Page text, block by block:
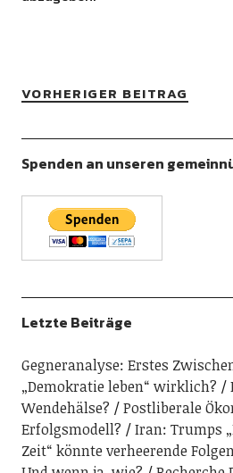
VORHERIGER BEITRAG
Spenden an unseren
Letzte Beiträge
Gegneranalyse: Erstes
„Demokratie leben“ wirklich?
Wendehälse?
Postliberale
Erfolgsmodell?
Iran: Trumps
Zeit“ könnte verheerende